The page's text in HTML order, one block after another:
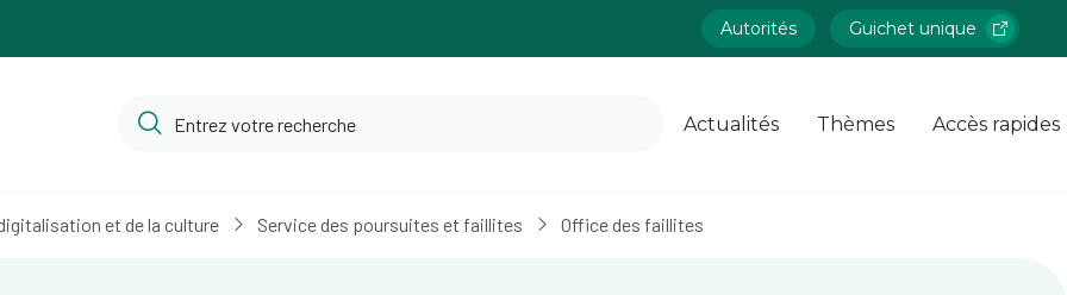
Autorités Guichet unique
Actualités Thèmes Accès rapides
et de la culture Service des poursuites et faillites Office des faillites